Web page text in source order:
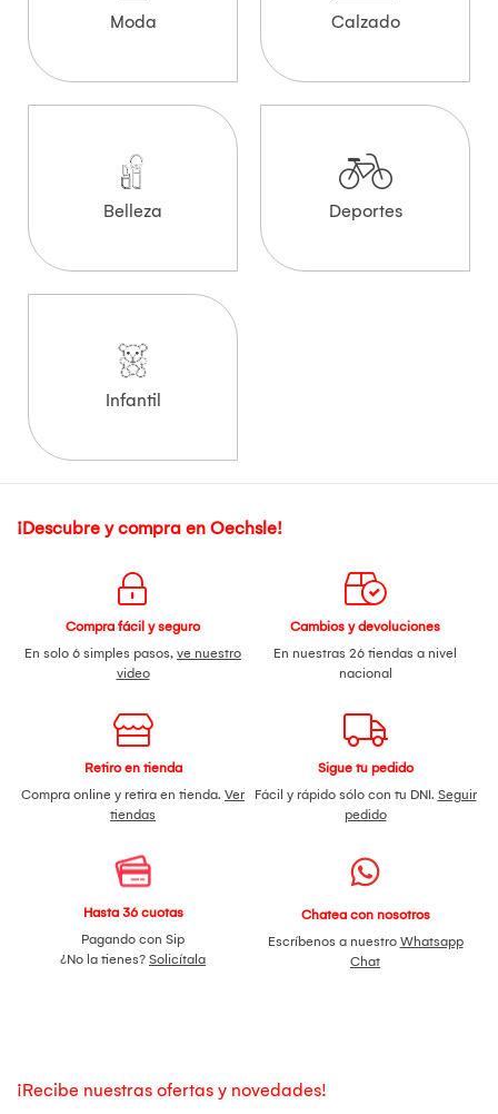
Moda Calzado
Belleza Deportes
Infantil
¡Descubre y compra en Oechsle!
Compra fácil y seguro
En solo 6 simples pasos, ve nuestro
video
Cambios y devoluciones
En nuestras 26 tiendas a nivel
nacional
Retiro en tienda
Compra online y retira en tienda. Ver
tiendas
Sigue tu pedido
Fácil y rápido sólo con tu DNI. Seguir
pedido
Hasta 36 cuotas
Pagando con Sip
¿No la tienes? Solicítala
Chatea con nosotros
Escríbenos a nuestro Whatsapp
Chat
¡Recibe nuestras ofertas y novedades!